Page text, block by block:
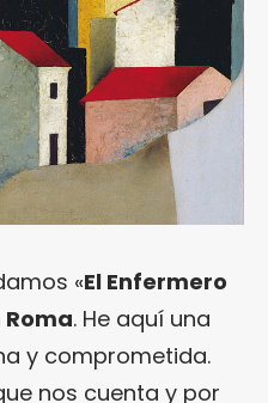
«El Enfermero
. He aquí una
y comprometida.
nos cuenta y por